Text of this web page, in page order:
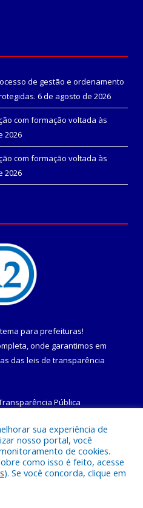
de gestão e ordenamento
6 de agosto de 2026
com formação voltada às
2026
com formação voltada às
2026
para prefeituras!
onde garantimos em
das leis de transparência
Pública
a Prefeitura Municipal de
sua experiência de
nosso portal, você
de cookies.
como isso é feito, acesse
). Se você concorda, clique em